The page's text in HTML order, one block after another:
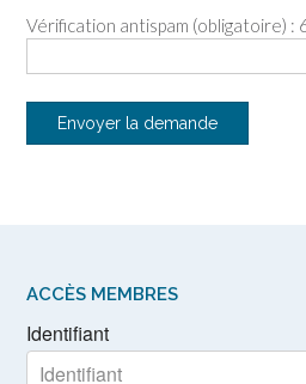
Vérification antispam (obligatoire) :
ACCÈS MEMBRES
Identifiant